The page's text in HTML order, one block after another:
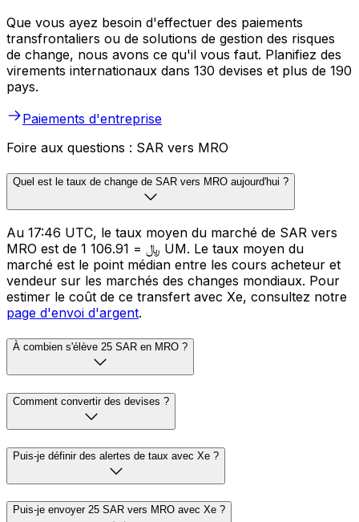
Que vous ayez besoin d'effectuer des paiements
transfrontaliers ou de solutions de gestion des risques
de change, nous avons ce qu'il vous faut. Planifiez des
virements internationaux dans 130 devises et plus de 190
pays.
Paiements d'entreprise
Foire aux questions : SAR vers MRO
Quel est le taux de change de SAR vers MRO aujourd'hui ?
Au 17:46 UTC, le taux moyen du marché de SAR vers
MRO est de 1 ﷼ = 106.91 UM. Le taux moyen du
marché est le point médian entre les cours acheteur et
vendeur sur les marchés des changes mondiaux. Pour
estimer le coût de ce transfert avec Xe, consultez notre
page d'envoi d'argent.
À combien s'élève 25 SAR en MRO ?
Comment convertir des devises ?
Puis-je définir des alertes de taux avec Xe ?
Puis-je envoyer 25 SAR vers MRO avec Xe ?